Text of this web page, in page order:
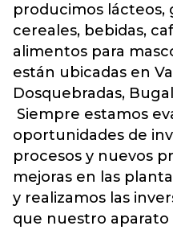
producimos lácteos,
cereales, bebidas,
alimentos para
están ubicadas en
Dosquebradas,
Siempre estamos
oportunidades de
procesos y nuevos
mejoras en las
y realizamos las
que nuestro